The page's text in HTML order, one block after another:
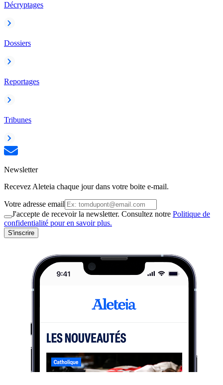
Décryptages
Dossiers
Reportages
Tribunes
Newsletter
Recevez Aleteia chaque jour dans votre boite e-mail.
Votre adresse email
J'accepte de recevoir la newsletter. Consultez notre Politique de
confidentialité pour en savoir plus.
S'inscrire